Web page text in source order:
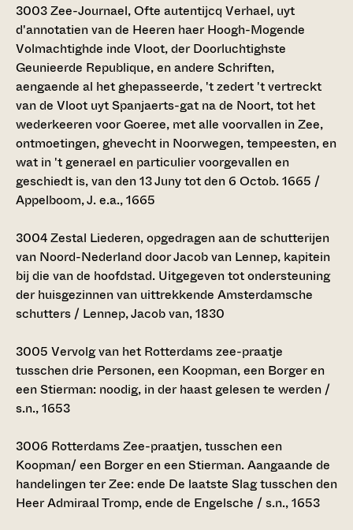
3003Zee-Journael, Ofte autentijcq Verhael, uyt
d'annotatien van de Heeren haer Hoogh-Mogende
Volmachtighde inde Vloot, der Doorluchtighste
Geunieerde Republique, en andere Schriften,
aengaende al het ghepasseerde, 't zedert 't vertreckt
van de Vloot uyt Spanjaerts-gat na de Noort, tot het
wederkeeren voor Goeree, met alle voorvallen in Zee,
ontmoetingen, ghevecht in Noorwegen, tempeesten, en
wat in 't generael en particulier voorgevallen en
geschiedt is, van den 13 Juny tot den 6 Octob. 1665 /
Appelboom, J. e.a., 1665
3004Zestal Liederen, opgedragen aan de schutterijen
van Noord-Nederland door Jacob van Lennep, kapitein
bij die van de hoofdstad. Uitgegeven tot ondersteuning
der huisgezinnen van uittrekkende Amsterdamsche
schutters / Lennep, Jacob van, 1830
3005 Vervolg van het Rotterdams zee-praatje
tusschen drie Personen, een Koopman, een Borger en
een Stierman: noodig, in der haast gelesen te werden /
s.n., 1653
3006 Rotterdams Zee-praatjen, tusschen een
Koopman/ een Borger en een Stierman. Aangaande de
handelingen ter Zee: ende De laatste Slag tusschen den
Heer Admiraal Tromp, ende de Engelsche / s.n., 1653